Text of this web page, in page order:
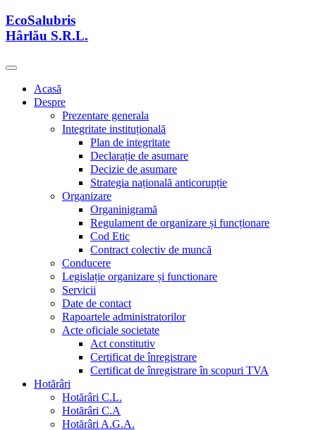
EcoSalubris
Hârlău S.R.L.
Acasă
Despre
Prezentare generala
Integritate instituțională
Plan de integritate
Declarație de asumare
Decizie de asumare
Strategia națională anticorupție
Organizare
Organinigramă
Regulament de organizare și funcționare
Cod Etic
Contract colectiv de muncă
Conducere
Legislație organizare și functionare
Servicii
Date de contact
Rapoartele administratorilor
Acte oficiale societate
Act constitutiv
Certificat de înregistrare
Certificat de înregistrare în scopuri TVA
Hotărâri
Hotărâri C.L.
Hotărâri C.A
Hotărâri A.G.A.